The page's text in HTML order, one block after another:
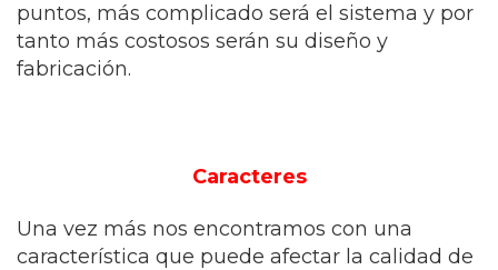
puntos, más complicado será el sistema y por
tanto más costosos serán su diseño y
fabricación.
Caracteres
Una vez más nos encontramos con una
característica que puede afectar la calidad de